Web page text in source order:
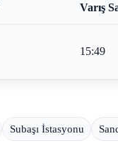
Varış
15:49
Subaşı İstasyonu